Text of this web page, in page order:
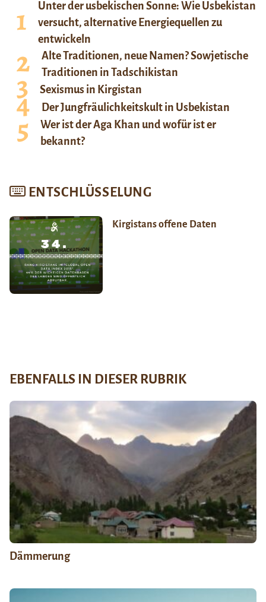
Unter der usbekischen Sonne: Wie Usbekistan
versucht, alternative Energiequellen zu
entwickeln
Alte Traditionen, neue Namen? Sowjetische
Traditionen in Tadschikistan
Sexismus in Kirgistan
Der Jungfräulichkeitskult in Usbekistan
Wer ist der Aga Khan und wofür ist er
bekannt?
ENTSCHLÜSSELUNG
Kirgistans offene Daten
EBENFALLS IN DIESER RUBRIK
Dämmerung